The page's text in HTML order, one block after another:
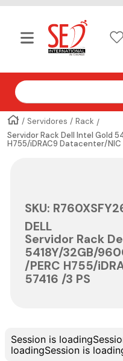
Buscar
Servidores
Rack
Servidor Rack Dell Intel Gold
H755/iDRAC9 Datacenter/NIC
SKU:
DELL
Servidor Rack
5418Y/32GB/
/PERC H755/
57416 /3 PS
Session is loading
loadingSession is